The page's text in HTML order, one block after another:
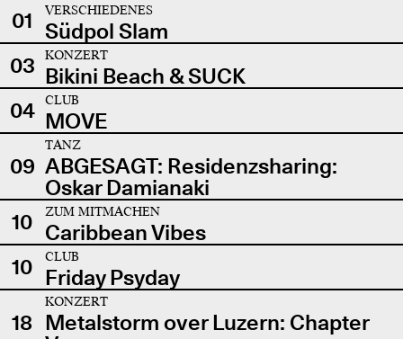
01
VERSCHIEDENES
Südpol Slam
03
KONZERT
Bikini Beach & SUCK
04
CLUB
MOVE
09
TANZ
ABGESAGT: Residenzsharing:
Oskar Damianaki
10
ZUM MITMACHEN
Caribbean Vibes
10
CLUB
Friday Psyday
18
KONZERT
Metalstorm over Luzern: Chapter